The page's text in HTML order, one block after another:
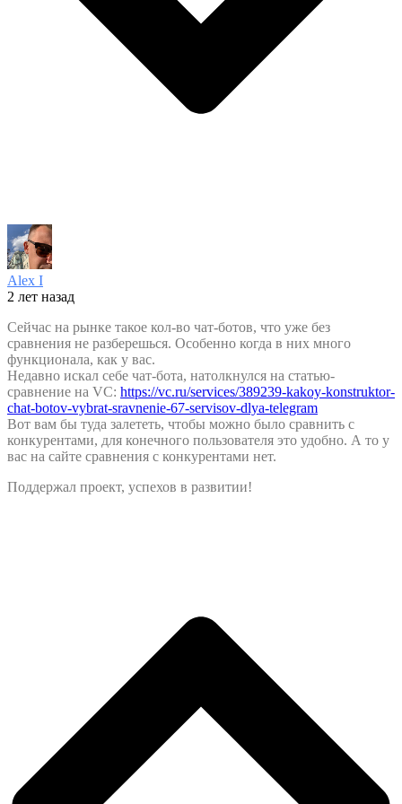
Alex I
2 лет назад
Сейчас на рынке такое кол-во чат-ботов, что уже без
сравнения не разберешься. Особенно когда в них много
функционала, как у вас.
Недавно искал себе чат-бота, натолкнулся на статью-
сравнение на VC: https://vc.ru/services/389239-kakoy-konstruktor-
chat-botov-vybrat-sravnenie-67-servisov-dlya-telegram
Вот вам бы туда залететь, чтобы можно было сравнить с
конкурентами, для конечного пользователя это удобно. А то у
вас на сайте сравнения с конкурентами нет.
Поддержал проект, успехов в развитии!